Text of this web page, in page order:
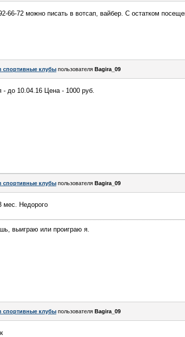
66-72 можно писать в вотсап, вайбер. С остатком
спортивные клубы пользователя Bagira_09
- до 10.04.16 Цена - 1000 руб.
спортивные клубы пользователя Bagira_09
мес. Недорого
выиграю или проиграю я.
спортивные клубы пользователя Bagira_09